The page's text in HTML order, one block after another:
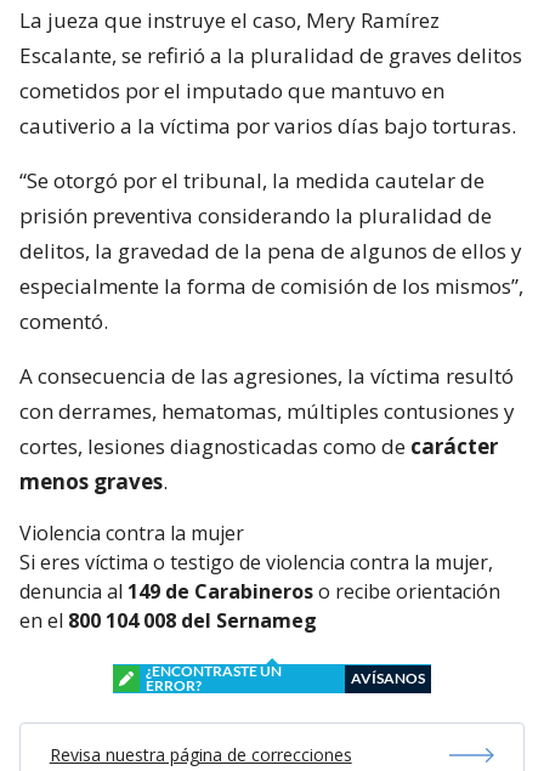
La jueza que instruye el caso, Mery Ramírez
Escalante, se refirió a la pluralidad de graves delitos
cometidos por el imputado que mantuvo en
cautiverio a la víctima por varios días bajo torturas.
“Se otorgó por el tribunal, la medida cautelar de
prisión preventiva considerando la pluralidad de
delitos, la gravedad de la pena de algunos de ellos y
especialmente la forma de comisión de los mismos”,
comentó.
A consecuencia de las agresiones, la víctima resultó
con derrames, hematomas, múltiples contusiones y
cortes, lesiones diagnosticadas como de carácter
menos graves.
Violencia contra la mujer
Si eres víctima o testigo de violencia contra la mujer,
denuncia al 149 de Carabineroso recibe orientación
en el 800 104 008 del Sernameg
¿ENCONTRASTE UN
ERROR?
AVÍSANOS
Revisa nuestra página de correcciones